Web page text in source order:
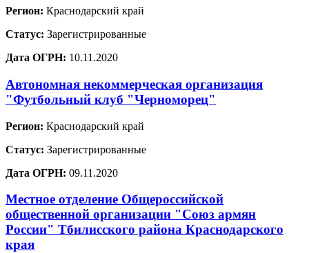
Регион: Краснодарский край
Статус: Зарегистрированные
Дата ОГРН: 10.11.2020
Автономная некоммерческая организация
"Футбольный клуб "Черноморец"
Регион: Краснодарский край
Статус: Зарегистрированные
Дата ОГРН: 09.11.2020
Местное отделение Общероссийской
общественной организации "Союз армян
России" Тбилисского района Краснодарского
края